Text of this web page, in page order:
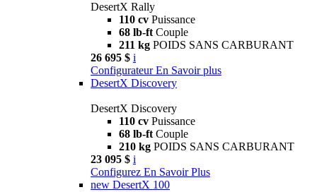
DesertX Rally
110 cv Puissance
68 lb-ft Couple
211 kg POIDS SANS CARBURANT
26 695 $ i
Configurateur En Savoir plus
DesertX Discovery
DesertX Discovery
110 cv Puissance
68 lb-ft Couple
210 kg POIDS SANS CARBURANT
23 095 $ i
Configurez En Savoir Plus
new DesertX 100